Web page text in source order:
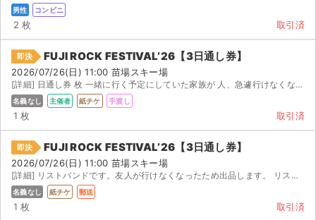
男性 コンビニ
2 枚 取引済
即決 FUJI ROCK FESTIVAL’26【3日通し券】
2026/07/26(日) 11:00 苗場スキー場
[詳細] 日通し券 枚 一緒に行く予定にしていた家族が 人、急遽行けなくなってしまった為、出品致します...
名義なし 主催者 紙チケ 手渡し
1 枚 取引済
即決 FUJI ROCK FESTIVAL’26【3日通し券】
2026/07/26(日) 11:00 苗場スキー場
[詳細] リストバンドです。友人が行けなくなったため出品します。 リストバンドのため、即郵送します。
名義なし 紙チケ 郵送
1 枚 取引済